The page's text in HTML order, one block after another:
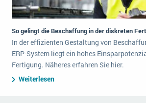
So gelingt die Beschaffung in der diskreten
In der effizienten Gestaltung von
ERP-System liegt ein hohes
Fertigung. Näheres erfahren Sie hier.
Weiterlesen